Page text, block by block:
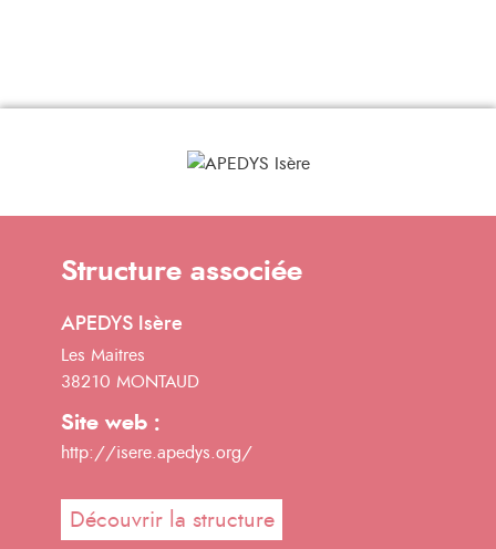
Structure associée
APEDYS Isère
Les Maitres
38210 MONTAUD
Site web :
http://isere.apedys.org/
Découvrir la structure